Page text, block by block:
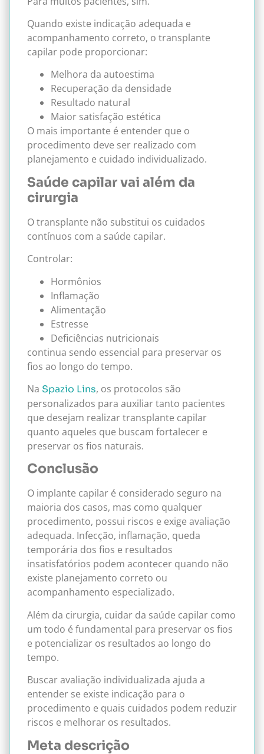
Quando existe indicação adequada e
acompanhamento correto, o transplante
capilar pode proporcionar:
Melhora da autoestima
Recuperação da densidade
Resultado natural
Maior satisfação estética
O mais importante é entender que o
procedimento deve ser realizado com
planejamento e cuidado individualizado.
Saúde capilar vai além da
cirurgia
O transplante não substitui os cuidados
contínuos com a saúde capilar.
Controlar:
Hormônios
Inflamação
Alimentação
Estresse
Deficiências nutricionais
continua sendo essencial para preservar os
fios ao longo do tempo.
Na Spazio Lins, os protocolos são
personalizados para auxiliar tanto pacientes
que desejam realizar transplante capilar
quanto aqueles que buscam fortalecer e
preservar os fios naturais.
Conclusão
O implante capilar é considerado seguro na
maioria dos casos, mas como qualquer
procedimento, possui riscos e exige avaliação
adequada. Infecção, inflamação, queda
temporária dos fios e resultados
insatisfatórios podem acontecer quando não
existe planejamento correto ou
acompanhamento especializado.
Além da cirurgia, cuidar da saúde capilar como
um todo é fundamental para preservar os fios
e potencializar os resultados ao longo do
tempo.
Buscar avaliação individualizada ajuda a
entender se existe indicação para o
procedimento e quais cuidados podem reduzir
riscos e melhorar os resultados.
Meta descrição